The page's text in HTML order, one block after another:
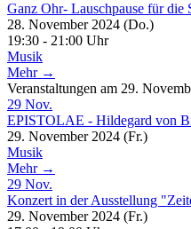
Ganz Ohr- Lauschpause für die
28. November 2024 (Do.)
19:30 - 21:00 Uhr
Musik
Mehr →
Veranstaltungen am 29.
29 Nov.
EPISTOLAE - Hildegard von
29. November 2024 (Fr.)
Musik
Mehr →
29 Nov.
Konzert in der Ausstellung
29. November 2024 (Fr.)